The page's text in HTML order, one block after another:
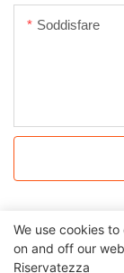
Soddisfare
We use cookies
on and off our
Riservatezza